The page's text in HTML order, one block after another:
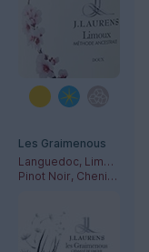
Les Graimenous
Languedoc, Limoux
Pinot Noir, Chenin Blanc, Chardonnay